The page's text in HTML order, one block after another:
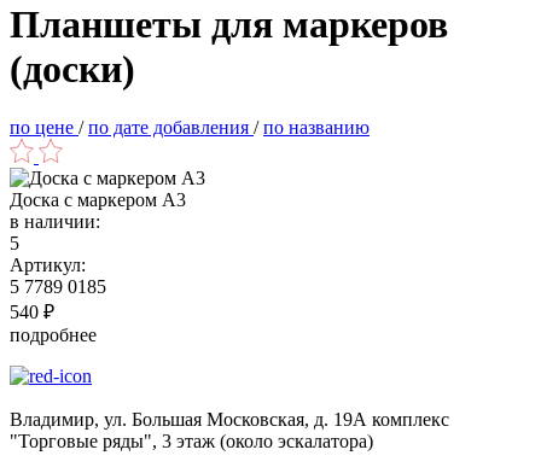
Планшеты для маркеров
(доски)
по цене /по дате добавления /по названию
Доска с маркером А3
в наличии:
5
Артикул:
5 7789 0185
540 ₽
подробнее
Владимир, ул. Большая Московская, д. 19А комплекс
"Торговые ряды", 3 этаж (около эскалатора)